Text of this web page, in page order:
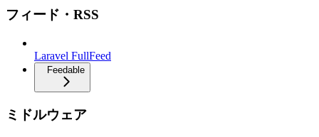
フィード・RSS
Laravel FullFeed
Feedable
ミドルウェア